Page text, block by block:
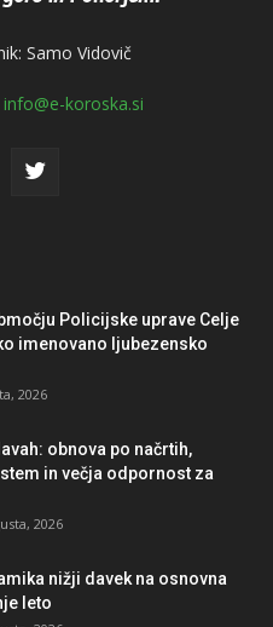
Samo Vidovič
info@e-koroska.si
Policijske uprave Celje
imenovano ljubezensko
2026
obnova po načrtih,
in večja odpornost za
2026
nižji davek na osnovna
leto